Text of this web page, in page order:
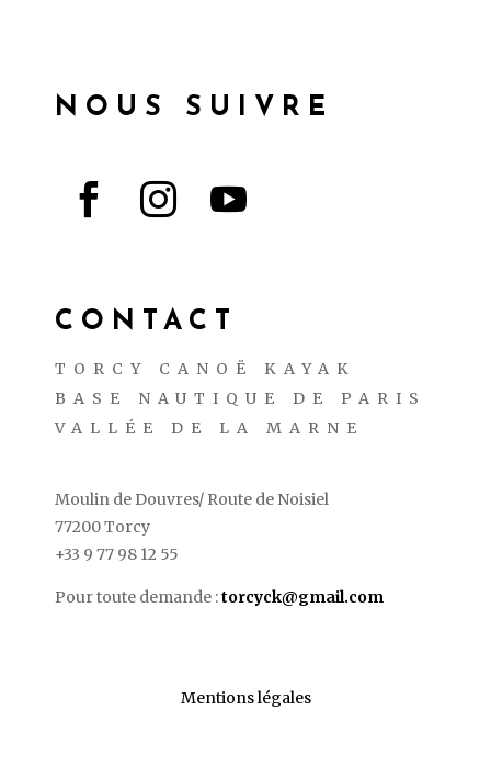
NOUS SUIVRE
  
CONTACT
TORCY CANOË KAYAK
BASE NAUTIQUE DE PARIS
VALLÉE DE LA MARNE
Moulin de Douvres/ Route de Noisiel
77200 Torcy
+33 9 77 98 12 55
Pour toute demande :torcyck@gmail.com
Mentions légales